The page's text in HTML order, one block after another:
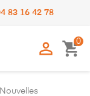
83 16 42 78
 shopping_cart
0